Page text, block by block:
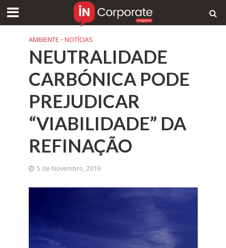
AMBIENTE • NOTÍCIAS
NEUTRALIDADE
CARBÓNICA PODE
PREJUDICAR
“VIABILIDADE” DA
REFINAÇÃO
5 de Novembro, 2019